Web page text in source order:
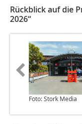
Rückblick auf die
2026“
Foto: Stork Media